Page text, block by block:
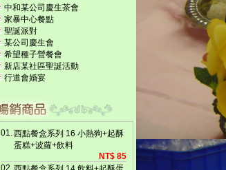
中和某公司慶生茶會
家暴中心餐點
聖誕派對
某公司慶生會
希望種子營餐會
新店某社區聖誕活動
行道會婚宴
01.西點餐盒系列 16 小熱狗+起酥
蛋糕+波蘿+飲料
NT$ 85
02.